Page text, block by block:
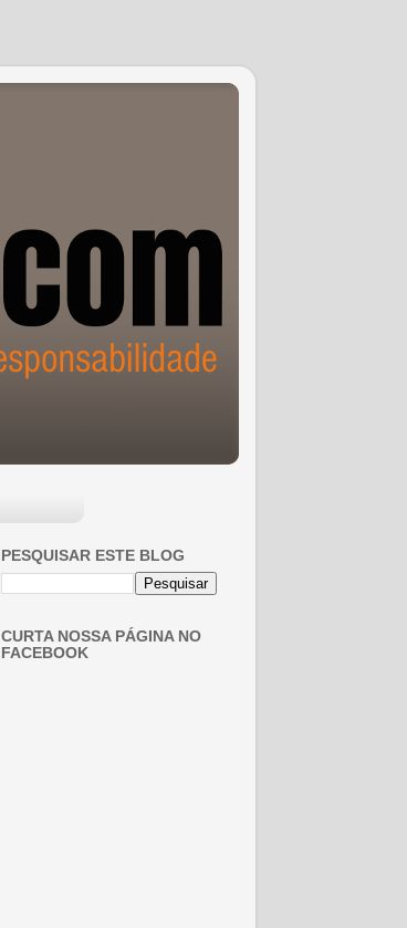
PESQUISAR ESTE BLOG
CURTA NOSSA PÁGINA NO
FACEBOOK